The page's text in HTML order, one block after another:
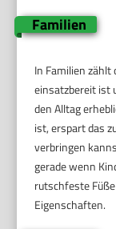
Familien
In Familien
einsatzbereit ist
den Alltag
ist, erspart das
verbringen
gerade wenn
rutschfeste
Eigenschaften.